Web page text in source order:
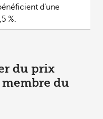
d'une
%.
du prix
du